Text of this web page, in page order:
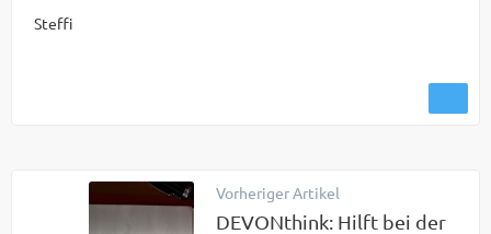
Steffi
Vorheriger Artikel
DEVONthink: Hilft bei der